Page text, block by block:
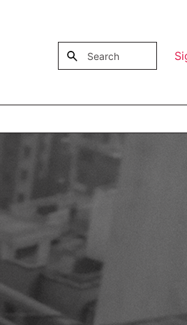
Submit search